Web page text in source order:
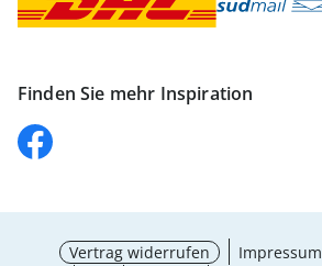
Finden Sie mehr Inspiration
Vertrag widerrufen Impressum